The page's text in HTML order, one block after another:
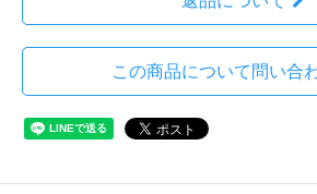
この商品について問い合